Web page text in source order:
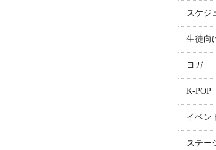
スケジ
生徒向
ヨガ
K-POP
イベン
ステー